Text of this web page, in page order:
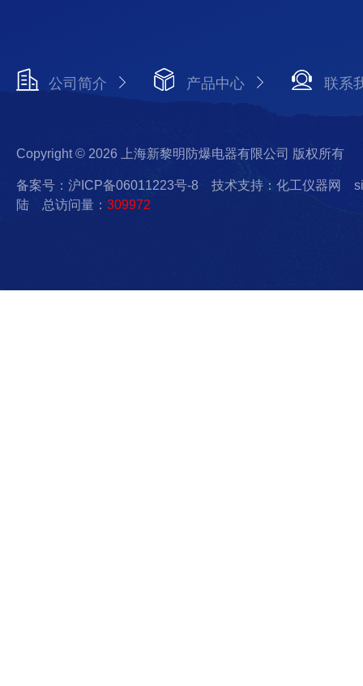
公司简介 产品中心 联系
Copyright © 2026 上海新黎明防爆电器有限公司 版权所有
备案号：沪ICP备06011223号-8 技术支持：化工仪器网
陆 总访问量： 309972